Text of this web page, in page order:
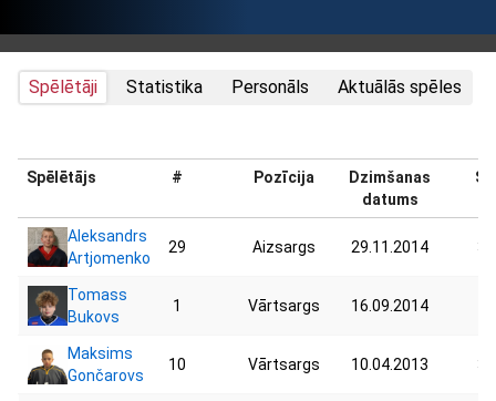
Spēlētāji Statistika Personāls Aktuālās spēles
Spēlētājs # Pozīcija
Dzimšanas
datums
Aleksandrs
Artjomenko
29 Aizsargs 29.11.2014
Tomass
Bukovs
1 Vārtsargs 16.09.2014
Maksims
Gončarovs
10 Vārtsargs 10.04.2013